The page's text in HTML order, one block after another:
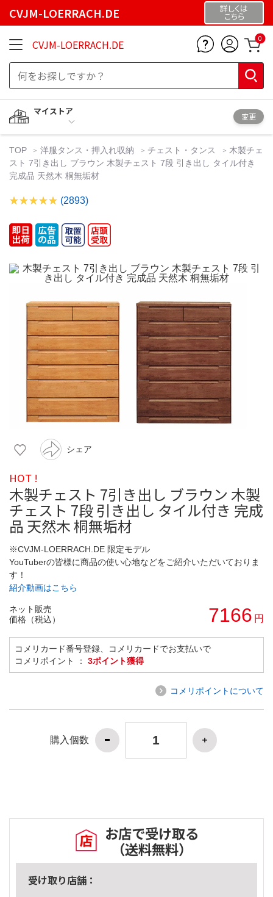
CVJM-LOERRACH.DE 詳しくは
こちら
CVJM-LOERRACH.DE 0
マイストア
変更
TOP 洋服タンス・押入れ収納 チェスト・タンス
木製チェ
スト 7引き出し ブラウン 木製チェスト 7段 引き出し タイル付き
完成品 天然木 桐無垢材
(2893)
シェア
HOT !
木製チェスト 7引き出し ブラウン 木製
チェスト 7段 引き出し タイル付き 完成
品 天然木 桐無垢材
※CVJM-LOERRACH.DE 限定モデル
YouTuberの皆様に商品の使い心地などをご紹介いただいておりま
す！
紹介動画はこちら
ネット販売
価格（税込）
7166 円
コメリカード番号登録、コメリカードでお支払いで
コメリポイント ： 3ポイント獲得
コメリポイントについて
購入個数
お店で受け取る
（送料無料）
受け取り店舗：